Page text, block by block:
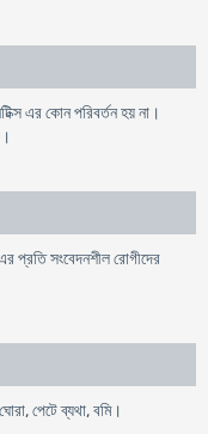
এর কোন পরিবর্তন হয় না।
প্রতি সংবেদনশীল রোগীদের
পেটে ব্যথা, বমি।